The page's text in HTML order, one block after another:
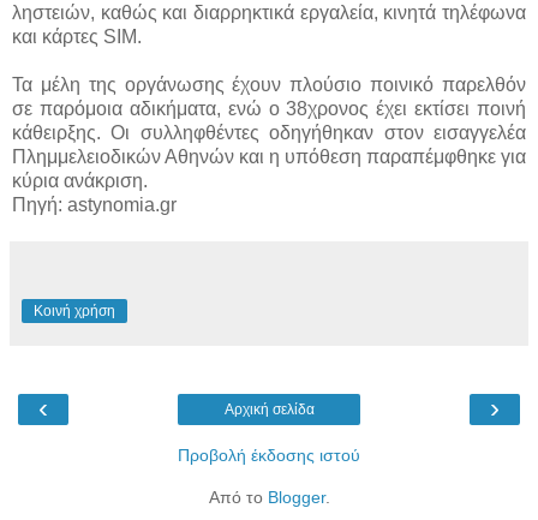
ληστειών, καθώς και διαρρηκτικά εργαλεία, κινητά τηλέφωνα
και κάρτες SIM.
Τα μέλη της οργάνωσης έχουν πλούσιο ποινικό παρελθόν
σε παρόμοια αδικήματα, ενώ ο 38χρονος έχει εκτίσει ποινή
κάθειρξης. Οι συλληφθέντες οδηγήθηκαν στον εισαγγελέα
Πλημμελειοδικών Αθηνών και η υπόθεση παραπέμφθηκε για
κύρια ανάκριση.
Πηγή: astynomia.gr
Κοινή χρήση
‹ ›
Αρχική σελίδα
Προβολή έκδοσης ιστού
Από το Blogger.